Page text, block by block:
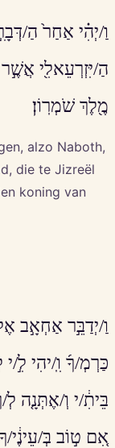
וַ/יְהִ֗י אַחַר֙ הַ/
הַ/יִּזְרְעֵאלִ֖י
מֶ֖לֶךְ שֹׁמְרֽוֹן׃
alzo Naboth,
die te Jizreël
koning van
וַ/יְדַבֵּ֣ר אַחְאָ֣ב
כַּרְמְ/ךָ֜ וִֽ/יהִי לִ֣/
בֵּיתִ֔/י וְ/אֶתְּנָ֤ה
אִ֚ם ט֣וֹב בְּ/